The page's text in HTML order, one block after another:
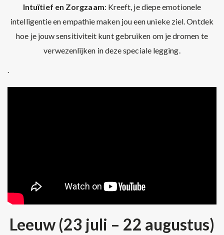
Intuïtief en Zorgzaam: Kreeft, je diepe emotionele
intelligentie en empathie maken jou een unieke ziel. Ontdek
hoe je jouw sensitiviteit kunt gebruiken om je dromen te
verwezenlijken in deze speciale legging.
.
Leeuw (23 juli – 22 augustus)